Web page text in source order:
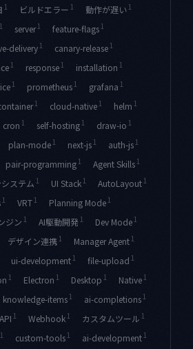
1 ビルドエラー 1 動作が遅い 1
1 server 1 feature-flags 1
delivery1 canary-release 1
1 response 1 installation 1
1 prometheus 1 grafana 1
1 cloud-native 1 helm 1
cron 1 self-hosting 1 draw-io 1
plan-mode 1 next-js 1 auth-js 1
pair-programming 1 Agent Skills 1
ステム 1 UI Stack 1 AutoLayout 1
1 VRT 1 Planning Mode 1
ジン 1 AI駆動開発 1 Dev Mode 1
デザイン連携 1 Manager Agent 1
ui-development 1 file-upload 1
1 Electron 1 Desktop 1 Native 1
knowledge-items 1 ai-completions 1
1 Webhook 1 カスタムツール 1
1 custom-tools 1 ai-development 1